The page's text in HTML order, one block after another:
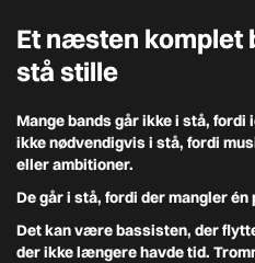
Et næsten komplet
stå stille
Mange bands går ikke i stå, fordi
ikke nødvendigvis i stå, fordi
eller ambitioner.
De går i stå, fordi der mangler én
Det kan være bassisten, der
der ikke længere havde tid.